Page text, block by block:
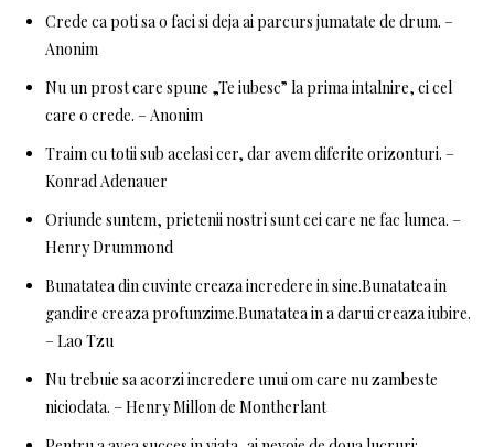
Crede ca poti sa o faci si deja ai parcurs jumatate de drum. –
Anonim
Nu un prost care spune „Te iubesc” la prima intalnire, ci cel
care o crede. – Anonim
Traim cu totii sub acelasi cer, dar avem diferite orizonturi. –
Konrad Adenauer
Oriunde suntem, prietenii nostri sunt cei care ne fac lumea. –
Henry Drummond
Bunatatea din cuvinte creaza incredere in sine.Bunatatea in
gandire creaza profunzime.Bunatatea in a darui creaza iubire.
– Lao Tzu
Nu trebuie sa acorzi incredere unui om care nu zambeste
niciodata. – Henry Millon de Montherlant